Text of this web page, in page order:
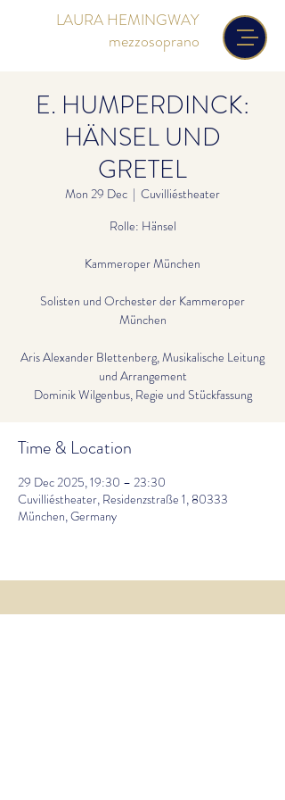
LAURA HEMINGWAY
mezzosoprano
E. HUMPERDINCK:
HÄNSEL UND
GRETEL
Mon 29 Dec
  |
Cuvilliéstheater
Rolle: Hänsel
Kammeroper München
Solisten und Orchester der Kammeroper
München
Aris Alexander Blettenberg, Musikalische Leitung
und Arrangement
Dominik Wilgenbus, Regie und Stückfassung
Time & Location
29 Dec 2025, 19:30 – 23:30
Cuvilliéstheater, Residenzstraße 1, 80333
München, Germany